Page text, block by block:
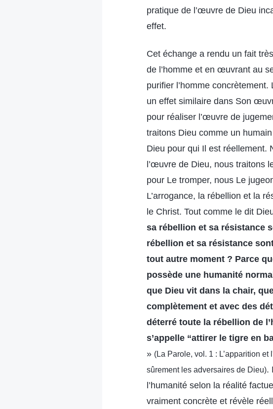
pratique de l’œuvre de Dieu
effet.
Cet échange a rendu un fait
de l’homme et en œuvrant au
purifier l’homme
un effet similaire dans Son
pour réaliser l’œuvre de
traitons Dieu comme un
Dieu pour qui Il est réellement.
l’œuvre de Dieu, nous traitons
pour Le tromper, nous Le
L’arrogance, la rébellion et la
le Christ. Tout comme le dit
sa rébellion et sa résistance
rébellion et sa résistance
tout autre moment ? Parce
possède une humanité
que Dieu vit dans la chair,
complètement et avec des
déterré toute la rébellion de
s’appelle “attirer le tigre en
» (La Parole, vol. 1 : L’apparition
sûrement les adversaires de Dieu).
l’humanité selon la réalité
vraiment concrète et révèle